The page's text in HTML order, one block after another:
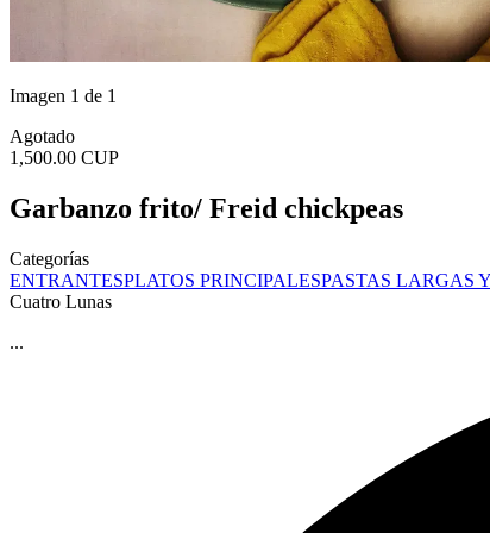
Imagen 1 de 1
Agotado
1,500.00 CUP
Garbanzo frito/ Freid chickpeas
Categorías
ENTRANTESPLATOS PRINCIPALESPASTAS LARGAS
Cuatro Lunas
...